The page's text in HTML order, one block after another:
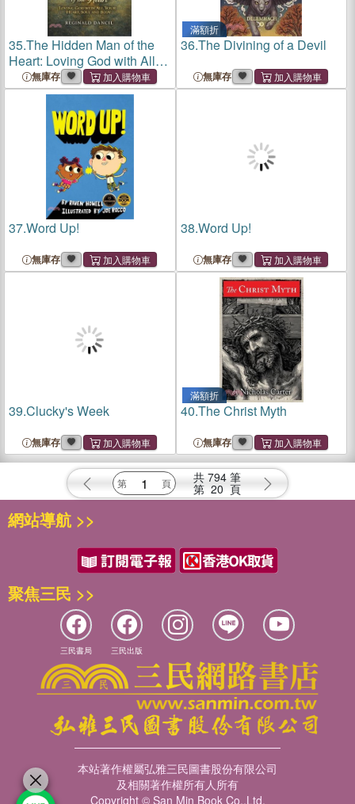
35.The Hidden Man of the
Heart: Loving God with All
Your Heart, Soul and Body
無庫存
滿額折
36.The Divining of a Devil
無庫存
37.Word Up!
無庫存
38.Word Up!
無庫存
39.Clucky's Week
無庫存
滿額折
40.The Christ Myth
無庫存
共 794 筆
第 20 頁
網站導航 >>
聚焦三民 >>
三民書局 三民出版
本站著作權屬弘雅三民圖書股份有限公司
及相關著作權所有人所有
Copyright © San Min Book Co.,Ltd.